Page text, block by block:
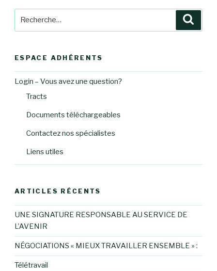
ESPACE ADHÉRENTS
Login – Vous avez une question?
Tracts
Documents téléchargeables
Contactez nos spécialistes
Liens utiles
ARTICLES RÉCENTS
UNE SIGNATURE RESPONSABLE AU SERVICE DE
L’AVENIR
NÉGOCIATIONS « MIEUX TRAVAILLER ENSEMBLE » :
Télétravail